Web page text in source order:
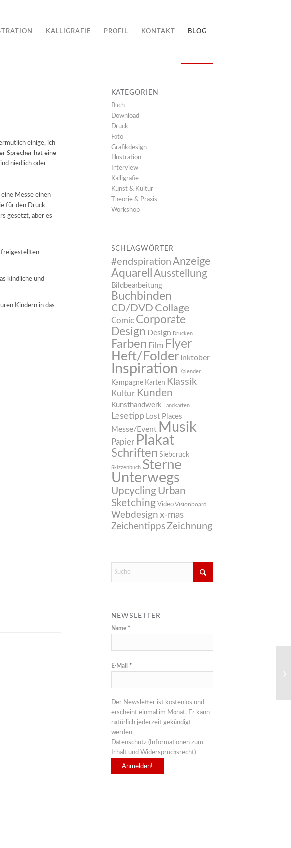
KALLIGRAFIE PROFIL KONTAKT BLOG
einige, ich
Sprecher hat eine
niedlich oder
Messe einen
für den Druck
gesetzt, aber es
freigestellten
kindliche und
Kindern in das
KATEGORIEN
Buch
Download
Druck
Foto
Grafikdesign
Illustration
Interview
Kalligrafie
Kunst & Kultur
Theorie & Praxis
Workshop
SCHLAGWÖRTER
#endspiration Anzeige
Aquarell
Ausstellung
Bildbearbeitung
Buchbinden
CD/DVD Collage
Comic Corporate
Design Design Drucken
Farben Film Flyer
Heft/Folder Inktober
Inspiration Kalender
Kampagne Karten Klassik
Kultur Kunden
Kunsthandwerk Landkarten
Lesetipp Lost Places
Messe/Event Musik
Papier Plakat
Schriften Siebdruck
Skizzenbuch Sterne
Unterwegs
Upcycling Urban
Sketching Video Visionboard
Webdesign x-mas
ZeichentippsZeichnung
NEWSLETTER
Name *
E-Mail *
Der Newsletter ist kostenlos und
erscheint einmal im Monat. Er kann
natürlich jederzeit gekündigt
werden.
Datenschutz (Informationen zum
Inhalt und Widerspruchsrecht)